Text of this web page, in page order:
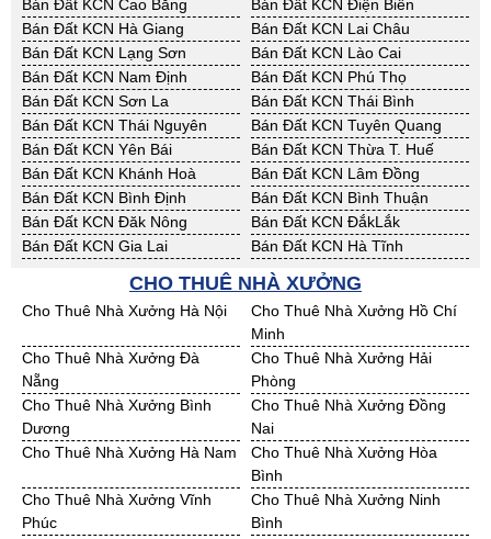
Bán Đất KCN Cao Bằng
Bán Đất KCN Điện Biên
Bán Đất KCN Hà Giang
Bán Đất KCN Lai Châu
Bán Đất KCN Lạng Sơn
Bán Đất KCN Lào Cai
Bán Đất KCN Nam Định
Bán Đất KCN Phú Thọ
Bán Đất KCN Sơn La
Bán Đất KCN Thái Bình
Bán Đất KCN Thái Nguyên
Bán Đất KCN Tuyên Quang
Bán Đất KCN Yên Bái
Bán Đất KCN Thừa T. Huế
Bán Đất KCN Khánh Hoà
Bán Đất KCN Lâm Đồng
Bán Đất KCN Bình Định
Bán Đất KCN Bình Thuận
Bán Đất KCN Đăk Nông
Bán Đất KCN ĐắkLắk
Bán Đất KCN Gia Lai
Bán Đất KCN Hà Tĩnh
Bán Đất KCN Nghệ An
Bán Đất KCN Ninh Thuận
Bán Đất KCN Phú Yên
Bán Đất KCN Quảng Bình
Bán Đất KCN Quảng Nam
Bán Đất KCN Quảng Ngãi
Bán Đất KCN Bà Rịa - VT
Bán Đất KCN Cần Thơ
Bán Đất KCN An Giang
Bán Đất KCN Bạc Liêu
Bán Đất KCN Bến Tre
Bán Đất KCN Bình Phước
Bán Đất KCN Cà Mau
Bán Đất KCN Đồng Tháp
Bán Đất KCN Hậu Giang
Bán Đất KCN Kiên Giang
Bán Đất KCN Long An
Bán Đất KCN Sóc Trăng
Bán Đất KCN Tây Ninh
Bán Đất KCN Tiền Giang
Bán Đất KCN Trà Vinh
CHO THUÊ NHÀ XƯỞNG
Cho Thuê Nhà Xưởng Hà Nội
Cho Thuê Nhà Xưởng Hồ Chí
Minh
Cho Thuê Nhà Xưởng Đà
Nẵng
Cho Thuê Nhà Xưởng Hải
Phòng
Cho Thuê Nhà Xưởng Bình
Dương
Cho Thuê Nhà Xưởng Đồng
Nai
Cho Thuê Nhà Xưởng Hà Nam
Cho Thuê Nhà Xưởng Hòa
Bình
Cho Thuê Nhà Xưởng Vĩnh
Phúc
Cho Thuê Nhà Xưởng Ninh
Bình